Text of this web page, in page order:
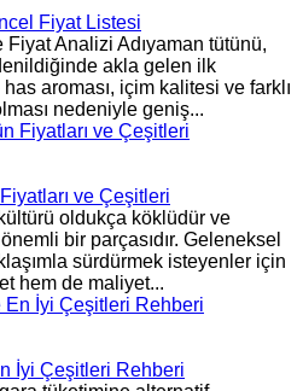
Fiyat Listesi
Analizi Adıyaman tütünü,
akla gelen ilk
aroması, içim kalitesi ve farklı
nedeniyle geniş...
ve Çeşitleri
oldukça köklüdür ve
bir parçasıdır. Geleneksel
sürdürmek isteyenler için
hem de maliyet...
İyi Çeşitleri Rehberi